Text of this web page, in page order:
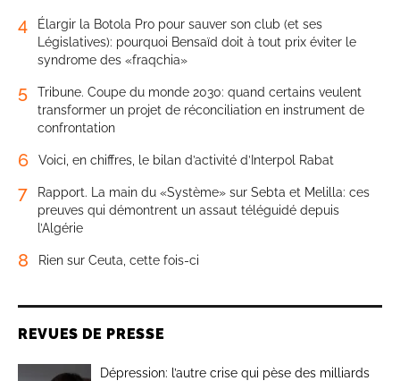
4
Élargir la Botola Pro pour sauver son club (et ses
Législatives): pourquoi Bensaïd doit à tout prix éviter le
syndrome des «fraqchia»
5
Tribune. Coupe du monde 2030: quand certains veulent
transformer un projet de réconciliation en instrument de
confrontation
6 Voici, en chiffres, le bilan d’activité d’Interpol Rabat
7
Rapport. La main du «Système» sur Sebta et Melilla: ces
preuves qui démontrent un assaut téléguidé depuis
l’Algérie
8 Rien sur Ceuta, cette fois-ci
REVUES DE PRESSE
Dépression: l’autre crise qui pèse des milliards